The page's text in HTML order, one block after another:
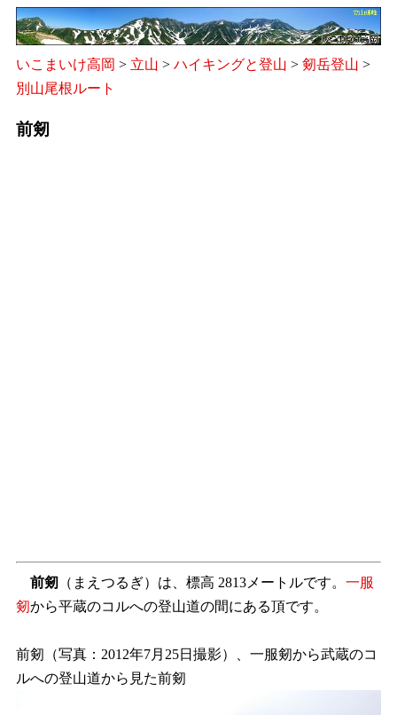
いこまいけ高岡 > 立山 > ハイキングと登山 > 剱岳登山 >
別山尾根ルート
前剱
前剱 （まえつるぎ）は、標高 2813メートルです。 一服
剱から平蔵のコルへの登山道の間にある頂です。
前剱（写真：2012年7月25日撮影）、一服剱から武蔵のコ
ルへの登山道から見た前剱